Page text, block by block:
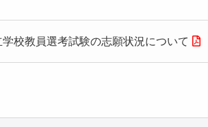
校教員選考試験の志願状況について